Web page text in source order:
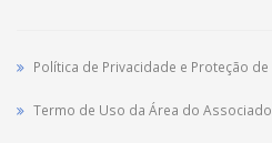
Política de Privacidade e Proteção
Termo de Uso da Área do Associado